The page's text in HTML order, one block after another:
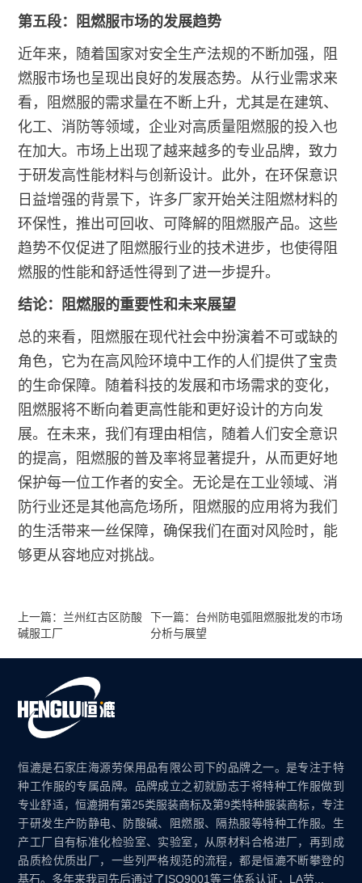
第五段：阻燃服市场的发展趋势
近年来，随着国家对安全生产法规的不断加强，阻
燃服市场也呈现出良好的发展态势。从行业需求来
看，阻燃服的需求量在不断上升，尤其是在建筑、
化工、消防等领域，企业对高质量阻燃服的投入也
在加大。市场上出现了越来越多的专业品牌，致力
于研发高性能材料与创新设计。此外，在环保意识
日益增强的背景下，许多厂家开始关注阻燃材料的
环保性，推出可回收、可降解的阻燃服产品。这些
趋势不仅促进了阻燃服行业的技术进步，也使得阻
燃服的性能和舒适性得到了进一步提升。
结论：阻燃服的重要性和未来展望
总的来看，阻燃服在现代社会中扮演着不可或缺的
角色，它为在高风险环境中工作的人们提供了宝贵
的生命保障。随着科技的发展和市场需求的变化，
阻燃服将不断向着更高性能和更好设计的方向发
展。在未来，我们有理由相信，随着人们安全意识
的提高，阻燃服的普及率将显著提升，从而更好地
保护每一位工作者的安全。无论是在工业领域、消
防行业还是其他高危场所，阻燃服的应用将为我们
的生活带来一丝保障，确保我们在面对风险时，能
够更从容地应对挑战。
上一篇：兰州红古区防酸
碱服工厂
下一篇：台州防电弧阻燃服批发的市场
分析与展望
恒漉是石家庄海源劳保用品有限公司下的品牌之一。是专注于特
种工作服的专属品牌。品牌成立之初就励志于将特种工作服做到
专业舒适，恒漉拥有第25类服装商标及第9类特种服装商标，专注
于研发生产防静电、防酸碱、阻燃服、隔热服等特种工作服。生
产工厂自有标准化检验室、实验室，从原材料合格进厂，再到成
品质检优质出厂，一些列严格规范的流程，都是恒漉不断攀登的
基石。多年来我司先后通过了ISO9001等三体系认证，LA劳...